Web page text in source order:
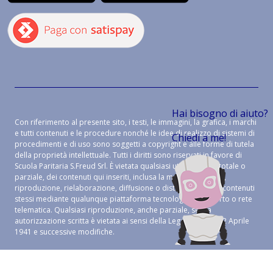
Hai bisogno di aiuto?
Chiedi a me!
Con riferimento al presente sito, i testi, le immagini, la grafica, i marchi
e tutti contenuti e le procedure nonché le idee di realizzo di sistemi di
procedimenti e di uso sono soggetti a copyright e alle forme di tutela
della proprietà intellettuale. Tutti i diritti sono riservati in favore di
Scuola Paritaria S.Freud Srl. È vietata qualsiasi utilizzazione, totale o
parziale, dei contenuti qui inseriti, inclusa la memorizzazione,
riproduzione, rielaborazione, diffusione o distribuzione dei contenuti
stessi mediante qualunque piattaforma tecnologica, supporto o rete
telematica. Qualsiasi riproduzione, anche parziale, senza
autorizzazione scritta è vietata ai sensi della Legge 633 del 22 Aprile
1941 e successive modifiche.